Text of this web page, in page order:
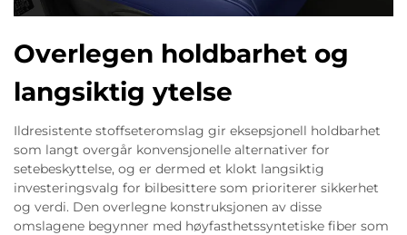
Overlegen holdbarhet og
langsiktig ytelse
Ildresistente stoffseteromslag gir eksepsjonell holdbarhet
som langt overgår konvensjonelle alternativer for
setebeskyttelse, og er dermed et klokt langsiktig
investeringsvalg for bilbesittere som prioriterer sikkerhet
og verdi. Den overlegne konstruksjonen av disse
omslagene begynner med høyfasthetssyntetiske fiber som